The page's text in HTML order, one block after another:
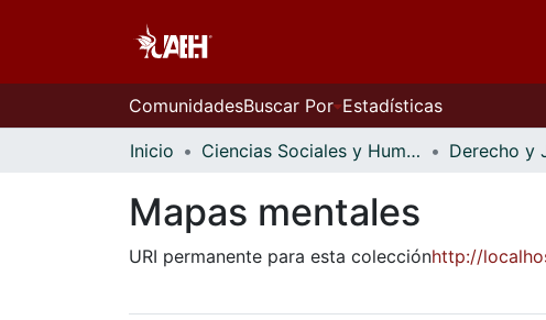
ComunidadesBuscar Por Estadísticas
Inicio Ciencias Sociales y Humanidades Derecho y
Mapas mentales
URI permanente para esta colecciónhttp://